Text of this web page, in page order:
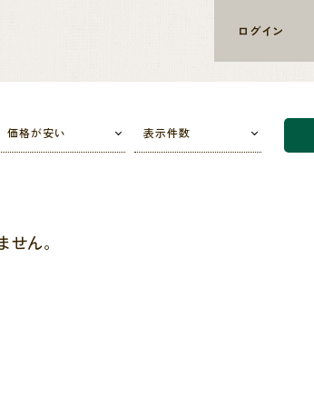
ログイン
価格が安い 表示件数
ん。